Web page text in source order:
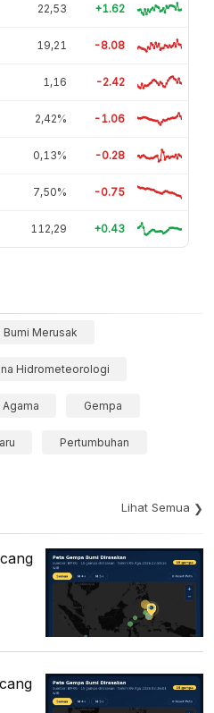
22,53 +1.62
19,21 -8.08
1,16 -2.42
2,42% -1.06
0,13% -0.28
7,50% -0.75
112,29 +0.43
Bumi Merusak
Hidrometeorologi
Gempa
Pertumbuhan
Lihat Semua